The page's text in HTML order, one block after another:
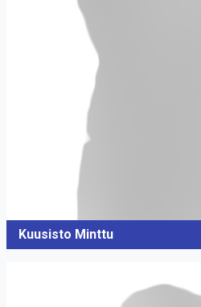
Kuusisto Minttu